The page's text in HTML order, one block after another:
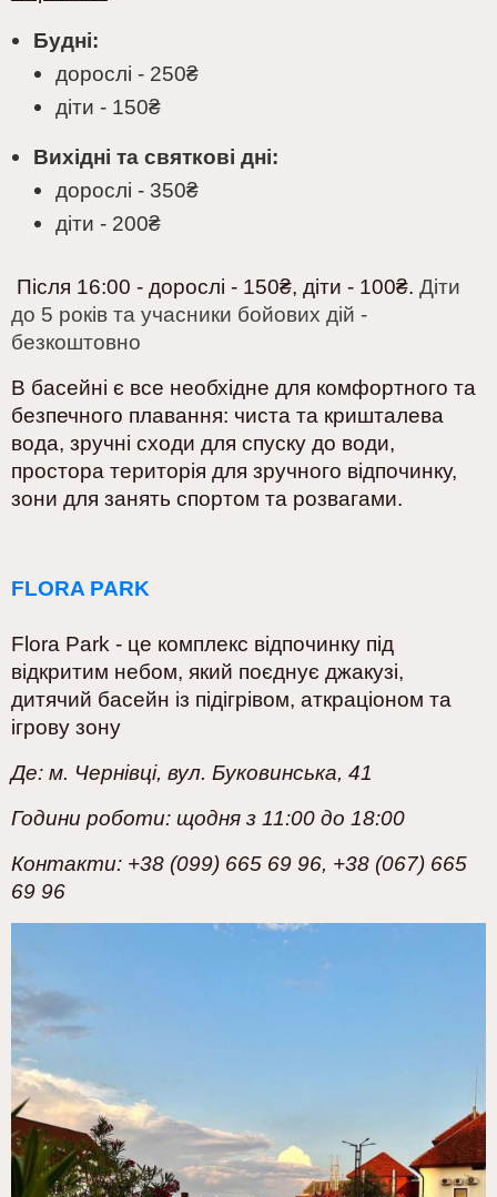
Будні:
дорослі - 250₴
діти - 150₴
Вихідні та святкові дні:
дорослі - 350₴
діти - 200₴
Після 16:00 - дорослі - 150₴, діти - 100₴. Діти
до 5 років та учасники бойових дій -
безкоштовно
В басейні є все необхідне для комфортного та
безпечного плавання: чиста та кришталева
вода, зручні сходи для спуску до води,
простора територія для зручного відпочинку,
зони для занять спортом та розвагами.
FLORA PARK
Flora Park - це комплекс відпочинку під
відкритим небом, який поєднує джакузі,
дитячий басейн із підігрівом, аткраціоном та
ігрову зону
Де: м. Чернівці, вул. Буковинська, 41
Години роботи: щодня з 11:00 до 18:00
Контакти: +38 (099) 665 69 96, +38 (067) 665
69 96